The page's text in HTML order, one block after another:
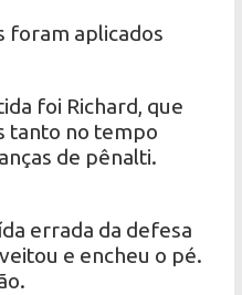
foram aplicados
foi Richard, que
tanto no tempo
de pênalti.
errada da defesa
e encheu o pé.